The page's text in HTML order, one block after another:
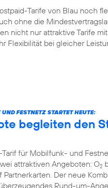
Tarife von Blau noch
ohne die
nicht nur attraktive Tarife
Flexibilität bei gleicher
FESTNETZ STARTET HEUTE:
begleiten den
für Mobilfunk- und
attraktiven Angeboten: O2
Der neue
Rund-um-